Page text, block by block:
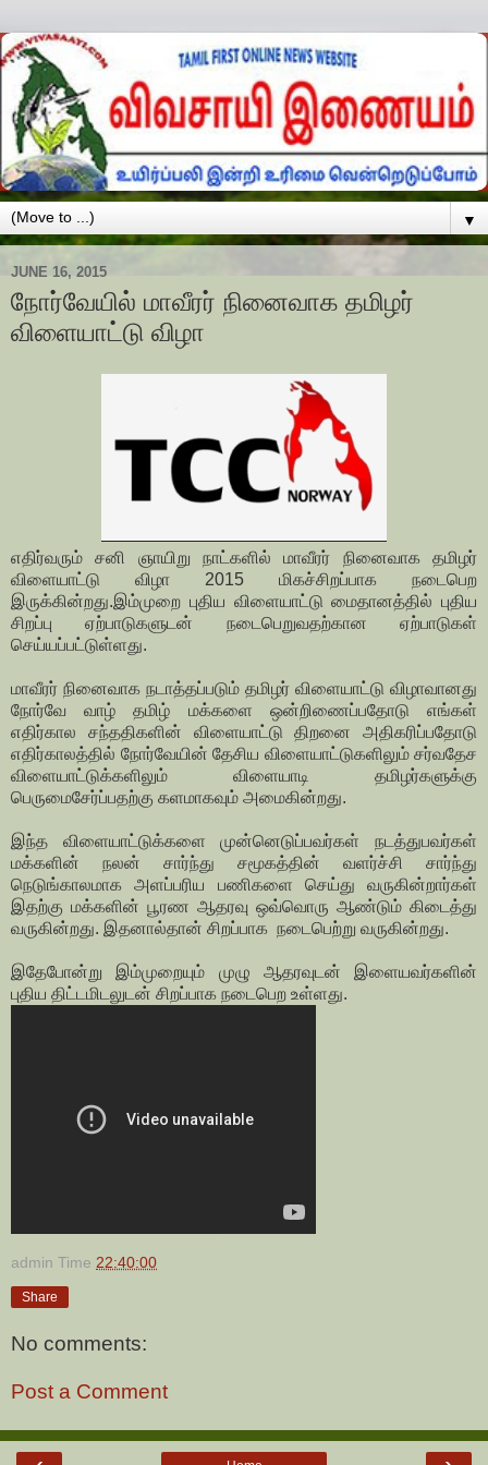
▼
JUNE 16, 2015
நோர்வேயில் மாவீரர் நினைவாக தமிழர்
விளையாட்டு விழா
எதிர்வரும் சனி ஞாயிறு நாட்களில் மாவீரர் நினைவாக தமிழர்
விளையாட்டு விழா 2015 மிகச்சிறப்பாக நடைபெற
இருக்கின்றது.இம்முறை புதிய விளையாட்டு மைதானத்தில் புதிய
சிறப்பு ஏற்பாடுகளுடன் நடைபெறுவதற்கான ஏற்பாடுகள்
செய்யப்பட்டுள்ளது.
மாவீரர் நினைவாக நடாத்தப்படும் தமிழர் விளையாட்டு விழாவானது
நோர்வே வாழ் தமிழ் மக்களை ஒன்றிணைப்பதோடு எங்கள்
எதிர்கால சந்ததிகளின் விளையாட்டு திறனை அதிகரிப்பதோடு
எதிர்காலத்தில் நோர்வேயின் தேசிய விளையாட்டுகளிலும் சர்வதேச
விளையாட்டுக்களிலும் விளையாடி தமிழர்களுக்கு
பெருமைசேர்ப்பதற்கு களமாகவும் அமைகின்றது.
இந்த விளையாட்டுக்களை முன்னெடுப்பவர்கள் நடத்துபவர்கள்
மக்களின் நலன் சார்ந்து சமூகத்தின் வளர்ச்சி சார்ந்து
நெடுங்காலமாக அளப்பரிய பணிகளை செய்து வருகின்றார்கள்
இதற்கு மக்களின் பூரண ஆதரவு ஒவ்வொரு ஆண்டும் கிடைத்து
வருகின்றது. இதனால்தான் சிறப்பாக நடைபெற்று வருகின்றது.
இதேபோன்று இம்முறையும் முழு ஆதரவுடன் இளையவர்களின்
புதிய திட்டமிடலுடன் சிறப்பாக நடைபெற உள்ளது.
admin Time 22:40:00
Share
No comments:
Post a Comment